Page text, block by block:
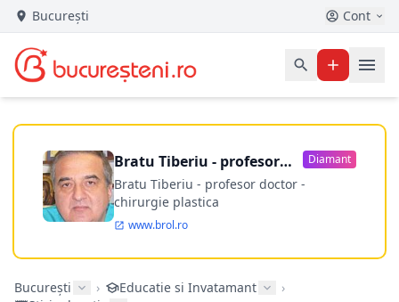
București Cont
Bratu Tiberiu - profesor
doctor
Diamant
Bratu Tiberiu - profesor doctor -
chirurgie plastica
www.brol.ro
București › Educatie si Invatamant
›